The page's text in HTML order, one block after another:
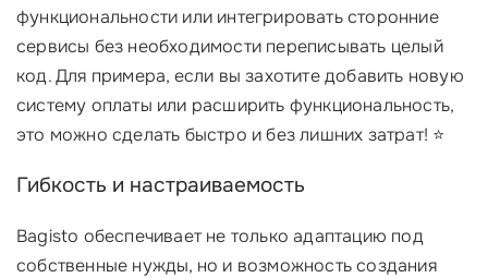
функциональности или интегрировать сторонние
сервисы без необходимости переписывать целый
код. Для примера, если вы захотите добавить новую
систему оплаты или расширить функциональность,
это можно сделать быстро и без лишних затрат! ⭐
Гибкость и настраиваемость
Bagisto обеспечивает не только адаптацию под
собственные нужды, но и возможность создания